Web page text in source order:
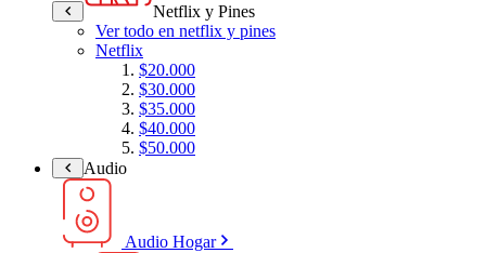
Netflix y Pines
Ver todo en netflix y pines
Netflix
$20.000
$30.000
$35.000
$40.000
$50.000
Audio
Audio Hogar